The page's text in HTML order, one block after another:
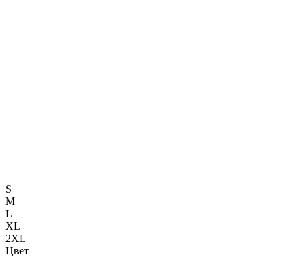
S
M
L
XL
2XL
Цвет